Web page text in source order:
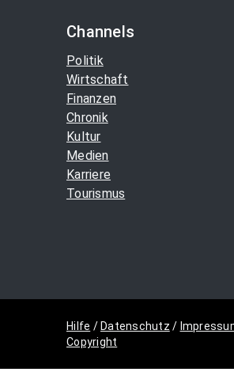
Channels
Politik
Wirtschaft
Finanzen
Chronik
Kultur
Medien
Karriere
Tourismus
Hilfe / Datenschutz /
Copyright